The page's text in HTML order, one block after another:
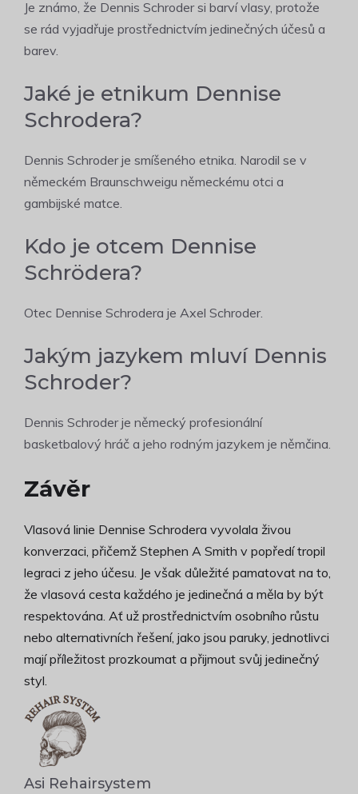
Je známo, že Dennis Schroder si barví vlasy, protože
se rád vyjadřuje prostřednictvím jedinečných účesů a
barev.
Jaké je etnikum Dennise
Schrodera?
Dennis Schroder je smíšeného etnika. Narodil se v
německém Braunschweigu německému otci a
gambijské matce.
Kdo je otcem Dennise
Schrödera?
Otec Dennise Schrodera je Axel Schroder.
Jakým jazykem mluví Dennis
Schroder?
Dennis Schroder je německý profesionální
basketbalový hráč a jeho rodným jazykem je němčina.
Závěr
Vlasová linie Dennise Schrodera vyvolala živou
konverzaci, přičemž Stephen A Smith v popředí tropil
legraci z jeho účesu. Je však důležité pamatovat na to,
že vlasová cesta každého je jedinečná a měla by být
respektována. Ať už prostřednictvím osobního růstu
nebo alternativních řešení, jako jsou paruky, jednotlivci
mají příležitost prozkoumat a přijmout svůj jedinečný
styl.
Asi Rehairsystem